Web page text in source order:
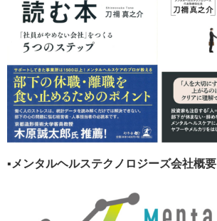
▪️メンタルヘルステクノロジーズ会社概要